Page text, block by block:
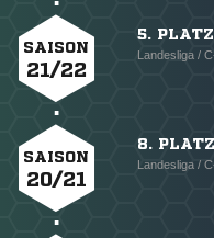
SAISON
21/22
5. PLATZ
Landesliga /
SAISON
20/21
8. PLATZ
Landesliga /